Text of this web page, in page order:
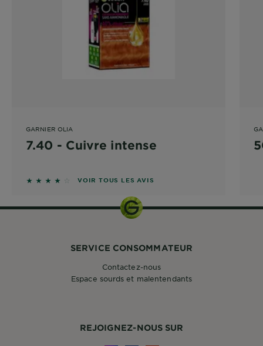
GARNIER OLIA
7.40 - Cuivre intense
3.6667 sur 5 étoiles basé sur les avis
VOIR TOUS LES AVIS
REJOIGNEZ-NOUS SUR
SERVICE CONSOMMATEUR
Contactez-nous
Espace sourds et malentendants